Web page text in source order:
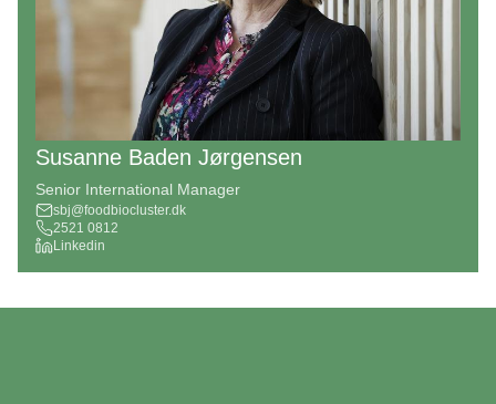
Susanne Baden Jørgensen
Senior International Manager
sbj@foodbiocluster.dk
2521 0812
Linkedin